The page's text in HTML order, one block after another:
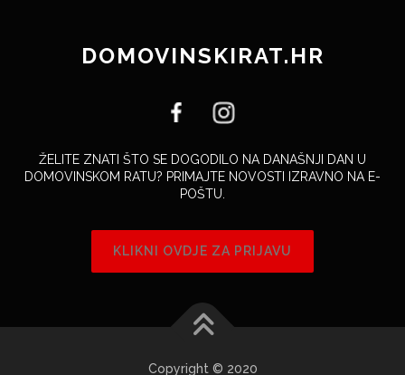
DOMOVINSKIRAT.HR
ŽELITE ZNATI ŠTO SE DOGODILO NA DANAŠNJI DAN U
DOMOVINSKOM RATU? PRIMAJTE NOVOSTI IZRAVNO NA E-
POŠTU.
KLIKNI OVDJE ZA PRIJAVU
Copyright © 2020